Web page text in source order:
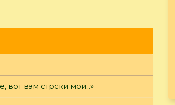
вот вам строки мои...»